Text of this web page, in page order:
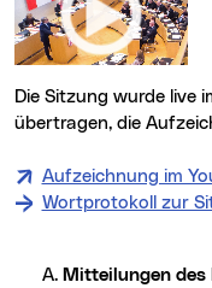
Die Sitzung wurde live
übertragen, die
Aufzeichnung im
Wortprotokoll zur
Mitteilungen des